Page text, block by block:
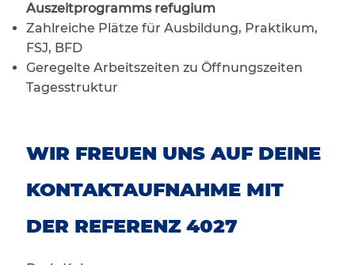
Auszeitprogramms refugium
Zahlreiche Plätze für Ausbildung, Praktikum,
FSJ, BFD
Geregelte Arbeitszeiten zu Öffnungszeiten
Tagesstruktur
WIR FREUEN UNS AUF DEINE
KONTAKTAUFNAHME MIT
DER REFERENZ 4027